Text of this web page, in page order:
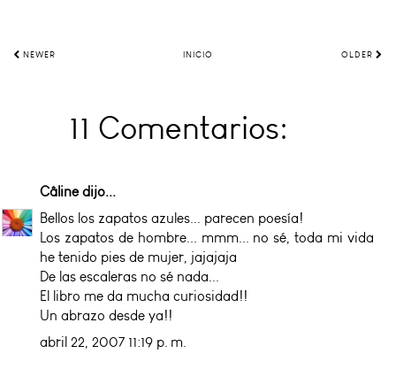
NEWER INICIO OLDER
11 Comentarios:
Câlinedijo...
Bellos los zapatos azules... parecen poesía!
Los zapatos de hombre... mmm... no sé, toda mi vida
he tenido pies de mujer, jajajaja
De las escaleras no sé nada...
El libro me da mucha curiosidad!!
Un abrazo desde ya!!
abril 22, 2007 11:19 p. m.